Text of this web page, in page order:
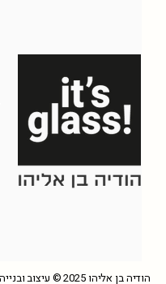
הודיה בן אליהו 2025 © עיצוב ובנייה